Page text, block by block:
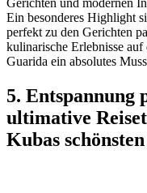
Gerichten und modernen
Ein besonderes Highlight
perfekt zu den Gerichten
kulinarische Erlebnisse
Guarida ein absolutes
5. Entspannung
ultimative
Kubas